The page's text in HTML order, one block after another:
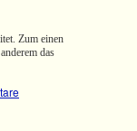
Zum einen
das